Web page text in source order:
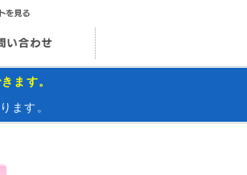
概要
問 お問い合わせ
ます。
ます。